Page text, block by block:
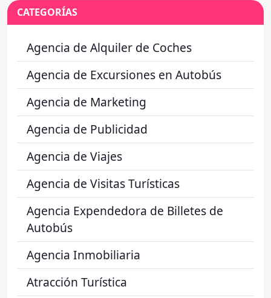
CATEGORÍAS
Agencia de Alquiler de Coches
Agencia de Excursiones en Autobús
Agencia de Marketing
Agencia de Publicidad
Agencia de Viajes
Agencia de Visitas Turísticas
Agencia Expendedora de Billetes de
Autobús
Agencia Inmobiliaria
Atracción Turística